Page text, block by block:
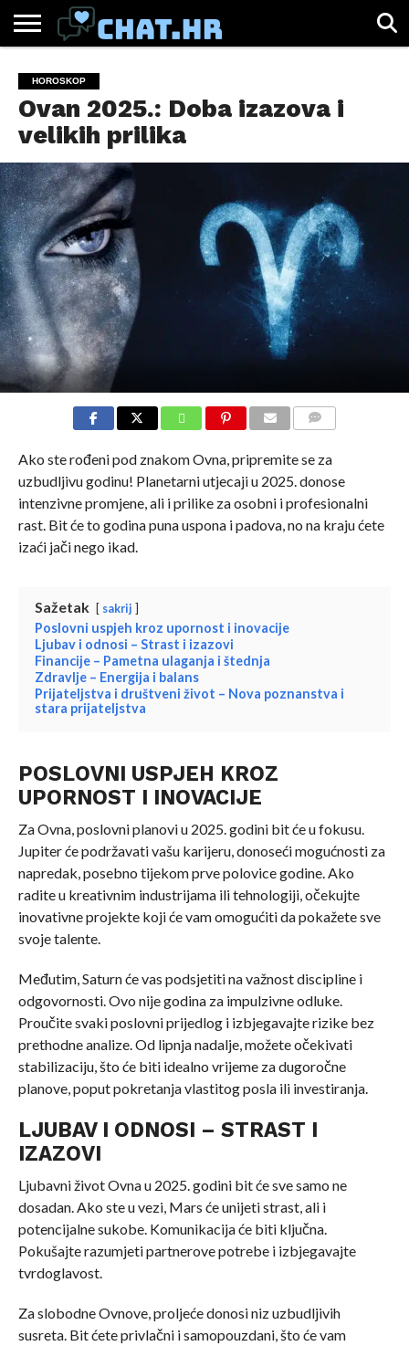
CHAT.HR
ZABAVA
ŽIVOT
VIRALNO
HOROSKOP
Ovan 2025.: Doba izazova i
velikih prilika
Ako ste rođeni pod znakom Ovna, pripremite se za
uzbudljivu godinu! Planetarni utjecaji u 2025. donose
intenzivne promjene, ali i prilike za osobni i profesionalni
rast. Bit će to godina puna uspona i padova, no na kraju ćete
izaći jači nego ikad.
Sažetak sakrij
Poslovni uspjeh kroz upornost i inovacije
Ljubav i odnosi – Strast i izazovi
Financije – Pametna ulaganja i štednja
Zdravlje – Energija i balans
Prijateljstva i društveni život – Nova poznanstva i
stara prijateljstva
POSLOVNI USPJEH KROZ
UPORNOST I INOVACIJE
Za Ovna, poslovni planovi u 2025. godini bit će u fokusu.
Jupiter će podržavati vašu karijeru, donoseći mogućnosti za
napredak, posebno tijekom prve polovice godine. Ako
radite u kreativnim industrijama ili tehnologiji, očekujte
inovativne projekte koji će vam omogućiti da pokažete sve
svoje talente.
Međutim, Saturn će vas podsjetiti na važnost discipline i
odgovornosti. Ovo nije godina za impulzivne odluke.
Proučite svaki poslovni prijedlog i izbjegavajte rizike bez
prethodne analize. Od lipnja nadalje, možete očekivati
stabilizaciju, što će biti idealno vrijeme za dugoročne
planove, poput pokretanja vlastitog posla ili investiranja.
LJUBAV I ODNOSI – STRAST I
IZAZOVI
Ljubavni život Ovna u 2025. godini bit će sve samo ne
dosadan. Ako ste u vezi, Mars će unijeti strast, ali i
potencijalne sukobe. Komunikacija će biti ključna.
Pokušajte razumjeti partnerove potrebe i izbjegavajte
tvrdoglavost.
Za slobodne Ovnove, proljeće donosi niz uzbudljivih
susreta. Bit ćete privlačni i samopouzdani, što će vam